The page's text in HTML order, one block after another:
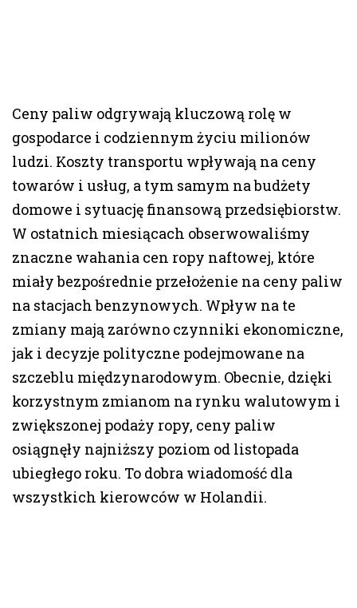
Ceny paliw odgrywają kluczową rolę w
gospodarce i codziennym życiu milionów
ludzi. Koszty transportu wpływają na ceny
towarów i usług, a tym samym na budżety
domowe i sytuację finansową przedsiębiorstw.
W ostatnich miesiącach obserwowaliśmy
znaczne wahania cen ropy naftowej, które
miały bezpośrednie przełożenie na ceny paliw
na stacjach benzynowych. Wpływ na te
zmiany mają zarówno czynniki ekonomiczne,
jak i decyzje polityczne podejmowane na
szczeblu międzynarodowym. Obecnie, dzięki
korzystnym zmianom na rynku walutowym i
zwiększonej podaży ropy, ceny paliw
osiągnęły najniższy poziom od listopada
ubiegłego roku. To dobra wiadomość dla
wszystkich kierowców w Holandii.